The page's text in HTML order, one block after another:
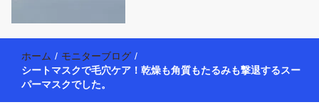
働く母の40代を楽しむ方法
ー活動を通して、豊かな生活を楽しんでいます。懸賞やモニター生
活だけでなく、大好きな【旅行・温泉・食育・美容健康アイテム探
索】も全力で楽しみます。
ホーム / モニターブログ /
シートマスクで毛穴ケア！乾燥も角質もたるみも撃退するスー
パーマスクでした。